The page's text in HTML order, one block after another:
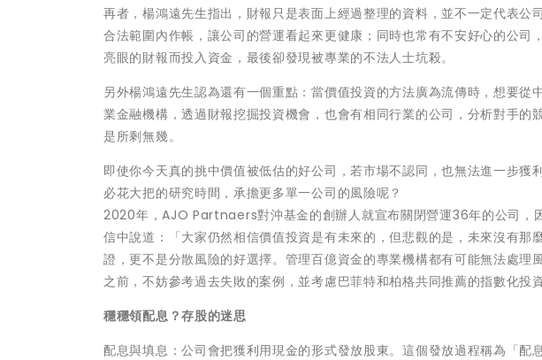
再者，楊鴻遠先生指出，財報只是表面上經過整理的資料，並不一定代表公
合法範圍內作帳，讓公司的營運看起來更健康；同時也常有不安好心的公
亮眼的財報而投入資金，最後卻發現被專業的不法人士坑殺。
另外楊鴻遠先生認為還有一個重點：當價值投資的方法廣為流傳時，想要
業金融機構，透過財報挖掘投資機會，也會有相同行業的公司，分析對手的
是所剩無幾。
即使你今天真的挑中價值被低估的好公司，若市場不認同，也無法進一步
必花大把的研究時間，承擔更多單一公司的風險呢？
2020年，AJO Partnaers對沖基金的創辦人就宣布關閉營運36年的公司，
信中說道：「大家仍然相信價值投資是有未來的，但悲觀的是，未來沒有那
證，更不是分散風險的好選擇。管理百億資金的專業機構都有可能無法處理
之前，不妨參考過去失敗的案例，並考慮巴菲特和柏格共同推薦的指數化投
穩穩領配息？存股的迷思
配息與填息：公司會把獲利用現金的形式發放股東。這個發放過程稱為「